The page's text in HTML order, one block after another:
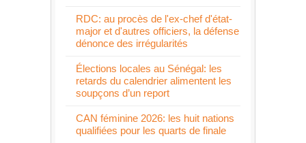
RDC: au procès de l'ex-chef d'état-
major et d'autres officiers, la défense
dénonce des irrégularités
Élections locales au Sénégal: les
retards du calendrier alimentent les
soupçons d’un report
CAN féminine 2026: les huit nations
qualifiées pour les quarts de finale